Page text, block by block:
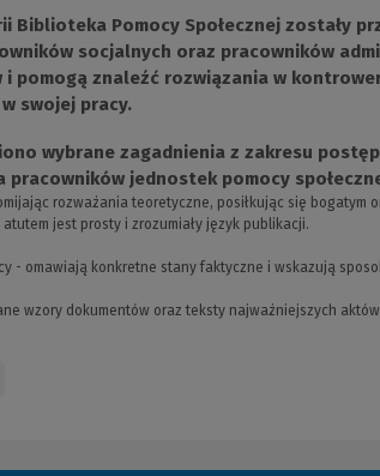
Biblioteka Pomocy Społecznej zostały
socjalnych oraz pracowników
pomogą znaleźć rozwiązania w
swojej pracy.
wybrane zagadnienia z zakresu
jednostek pomocy
rozważania teoretyczne, posiłkując się bogatym
atutem jest prosty i zrozumiały język publikacji.
- omawiają konkretne stany faktyczne i wskazują
wzory dokumentów oraz teksty najważniejszych